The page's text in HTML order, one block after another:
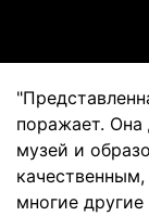
поражает. Она
музей и
многие